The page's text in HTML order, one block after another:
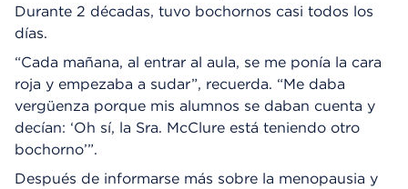
Durante 2 décadas, tuvo bochornos casi todos los
días.
“Cada mañana, al entrar al aula, se me ponía la cara
roja y empezaba a sudar”, recuerda. “Me daba
vergüenza porque mis alumnos se daban cuenta y
decían: ‘Oh sí, la Sra. McClure está teniendo otro
bochorno’”.
Después de informarse más sobre la menopausia y